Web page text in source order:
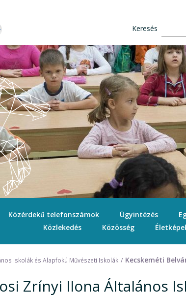
Keresés
Közérdekű telefonszámok Ügyintézés
Közlekedés
Közösség
iskolák és Alapfokú Művészeti Iskolák Kecskeméti
Zrínyi Ilona Általános